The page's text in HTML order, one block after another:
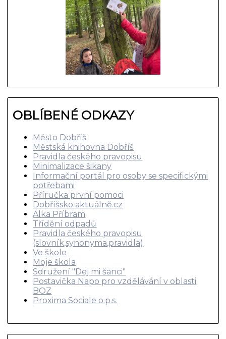
OBLÍBENÉ ODKAZY
Město Dobříš
Městská knihovna Dobříš
Pravidla českého pravopisu
Minimalizace šikany
Informační portál pro osoby se specifickými
potřebami
Příručka první pomoci
Dobříšsko aktuálně.cz
Alka Příbram
Třídění odpadů
Pravidla českého pravopisu
(slovník,synonyma,pravidla)
Ve škole
Moje škola
Sdružení "Dej mi šanci"
Postavička Napo pro vzdělávání v oblasti
BOZ
Proxima Sociale o.p.s.